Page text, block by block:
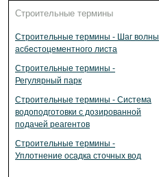
Строительные термины
Строительные термины - Шаг волны
асбестоцементного листа
Строительные термины -
Регулярный парк
Строительные термины - Система
водоподготовки с дозированной
подачей реагентов
Строительные термины -
Уплотнение осадка сточных вод